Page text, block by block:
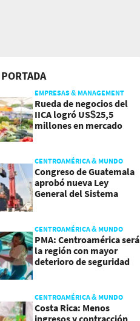
EMPRESAS & MANAGEMENT
Rueda de negocios del
IICA logró US$25,5
millones en mercado
CENTROAMÉRICA & MUNDO
Congreso de Guatemala
aprobó nueva Ley
General del Sistema
CENTROAMÉRICA & MUNDO
PMA: Centroamérica será
la región con mayor
deterioro de seguridad
CENTROAMÉRICA & MUNDO
Costa Rica: Menos
ingresos y contracción